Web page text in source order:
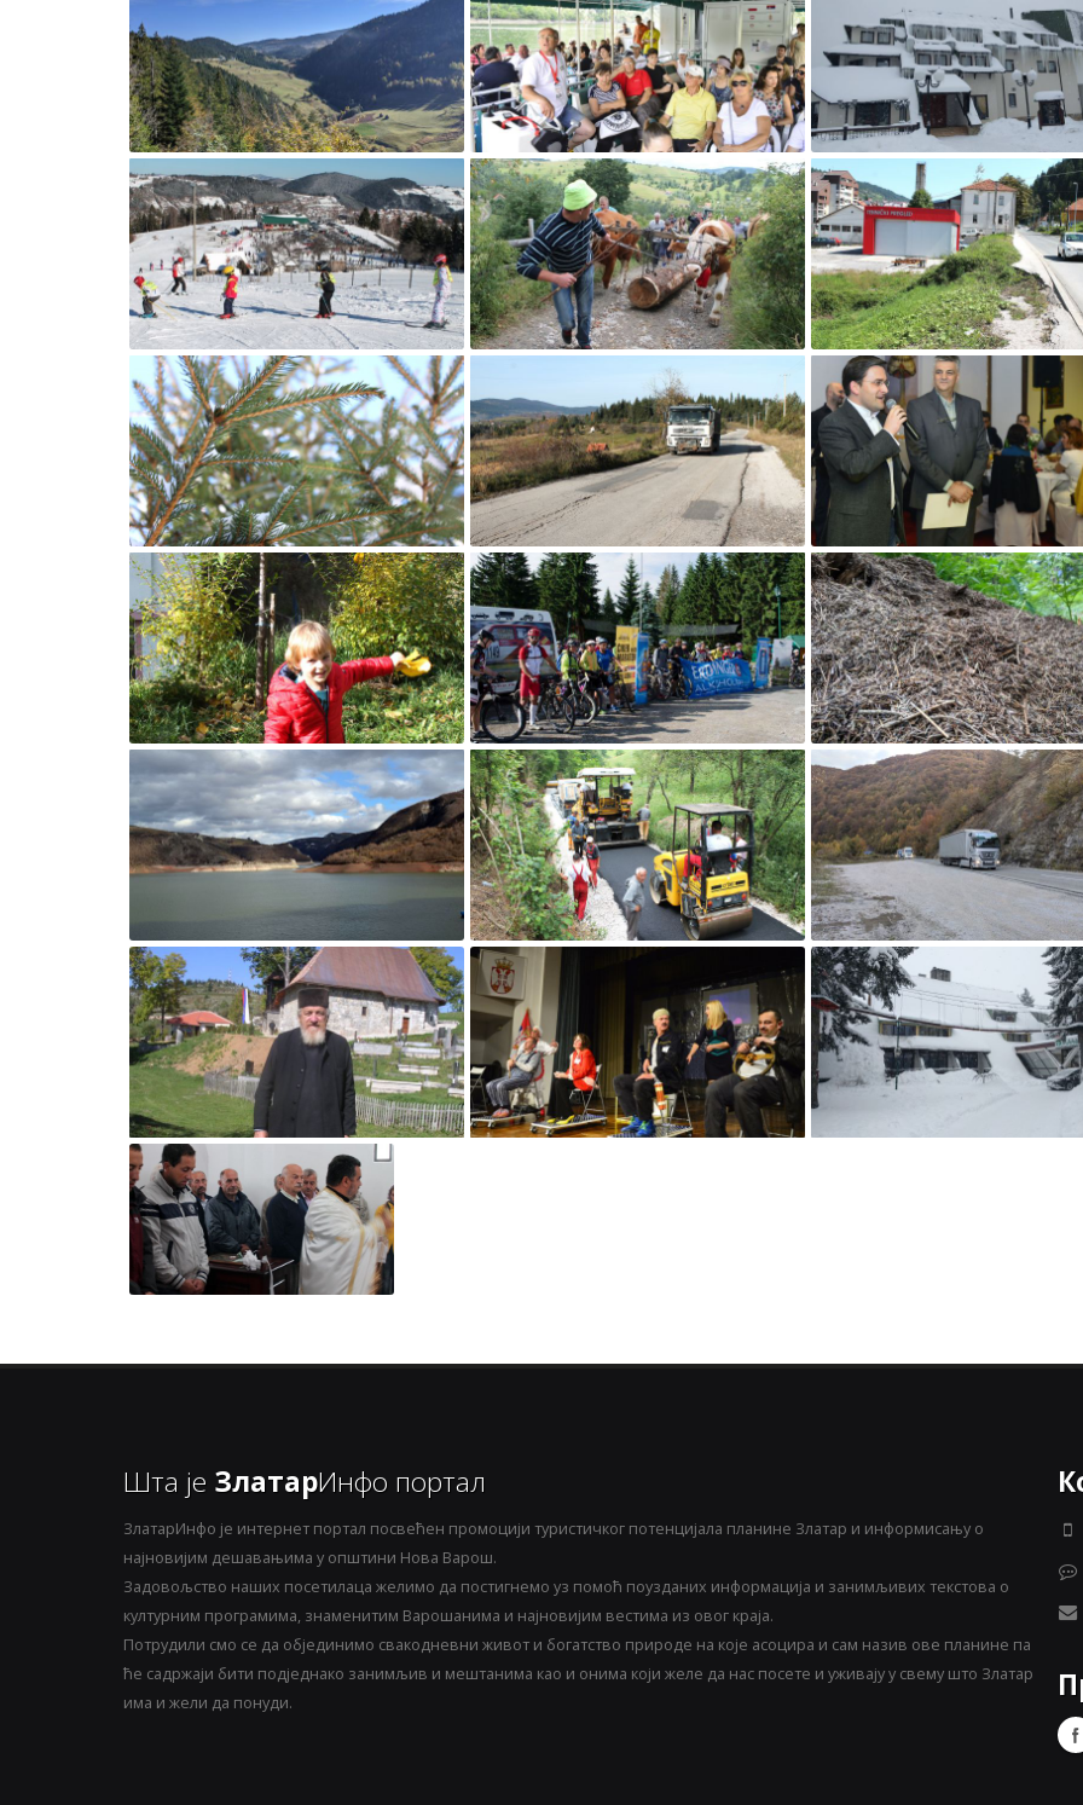
Шта је ЗлатарИнфо портал
ЗлатарИнфо је интернет портал посвећен промоцији туристичког потенцијала планине Златар и информисању о
најновијим дешавањима у општини Нова Варош.
Задовољство наших посетилаца желимо да постигнемо уз помоћ поузданих информација и занимљивих текстова о
културним програмима, знаменитим Варошанима и најновијим вестима из овог краја.
Потрудили смо се да објединимо свакодневни живот и богатство природе на које асоцира и сам назив ове планине па
ће садржаји бити подједнако занимљив и мештанима као и онима који желе да нас посете и уживају у свему што Златар
има и жели да понуди.